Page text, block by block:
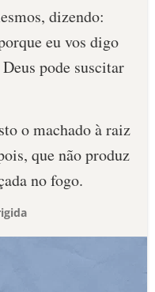
dizendo:
eu vos digo
pode suscitar
o machado à raiz
que não produz
no fogo.